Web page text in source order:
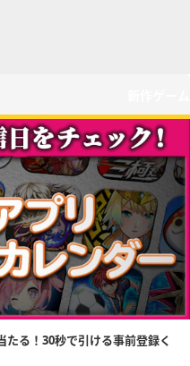
る！30秒で引ける事前登録く